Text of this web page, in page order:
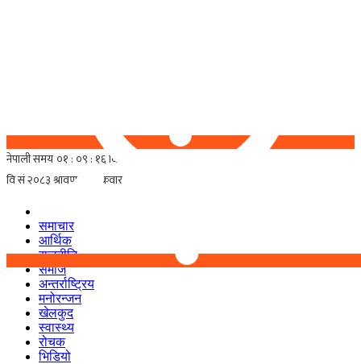
समाचार
आर्थिक
राजनीति
समाज
अन्तर्राष्ट्रिय
मनोरन्जन
खेलकुद
स्वास्थ्य
रोचक
भिडियो